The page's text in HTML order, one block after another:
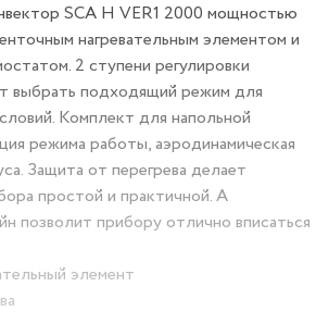
SCA H VER1 2000 мощностью
нагревательным элементом и
2 ступени регулировки
выбрать подходящий режим для
Комплект для напольной
режима работы, аэродинамическая
Защита от перегрева делает
простой и практичной. А
позволит прибору отлично вписаться
элемент